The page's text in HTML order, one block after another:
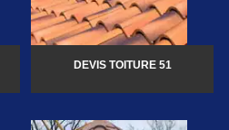
DEVIS TOITURE 51